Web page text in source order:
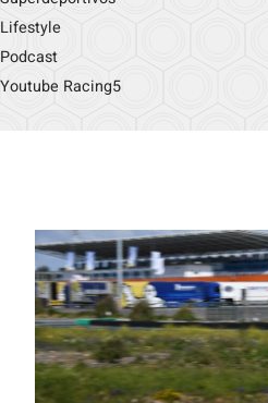
Lifestyle
Podcast
Youtube Racing5